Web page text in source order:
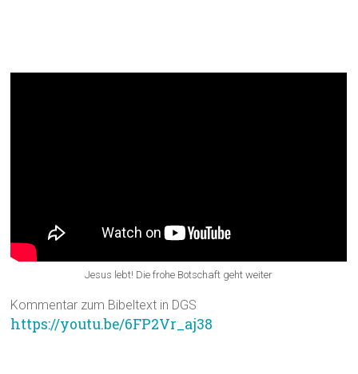
Jesus lebt! Die frohe Botschaft geht weiter
Kommentar zum Bibeltext in DGS
https://youtu.be/6FP2Vr_aj38